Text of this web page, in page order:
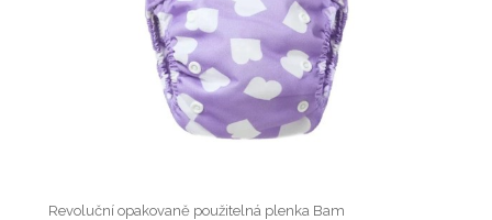
Revoluční opakovaně použitelná plenka Bam